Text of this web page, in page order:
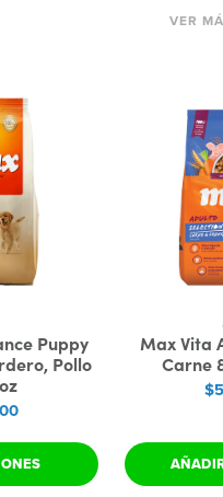
VER
Puppy
Pollo
Max Vita
Carne